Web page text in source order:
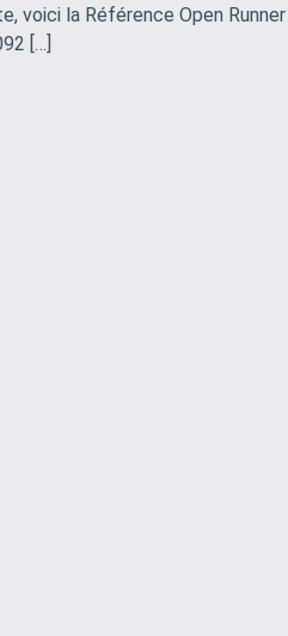
voici la Référence Open Runner
[…]